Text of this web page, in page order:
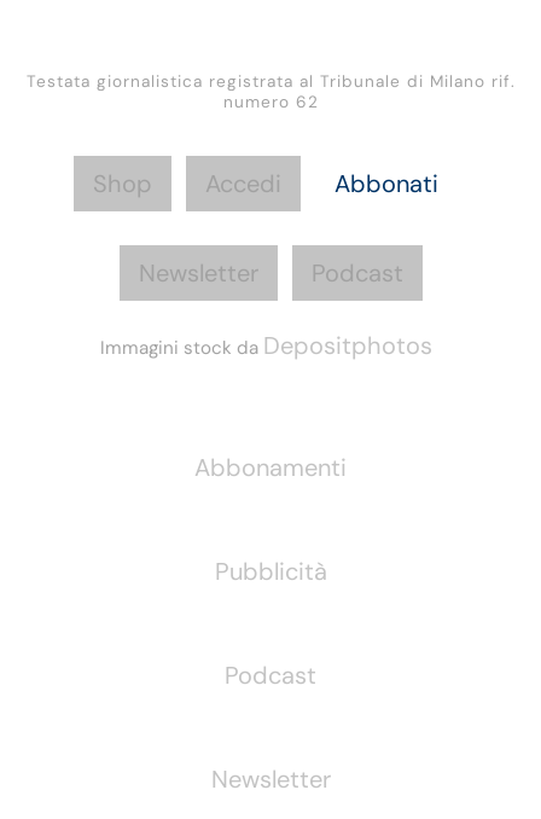
Testata giornalistica registrata al Tribunale di Milano rif.
numero 62
Shop Accedi Abbonati
Newsletter Podcast
Immagini stock da Depositphotos
Abbonamenti
Pubblicità
Podcast
Newsletter